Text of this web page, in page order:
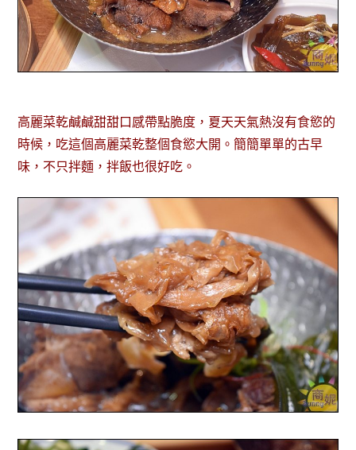
高麗菜乾鹹鹹甜甜口感帶點脆度，夏天天氣熱沒有食慾的
時候，吃這個高麗菜乾整個食慾大開。簡簡單單的古早
味，不只拌麵，拌飯也很好吃。